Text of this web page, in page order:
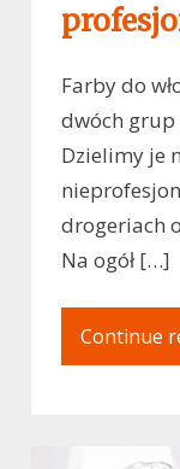
Farby do
dwóch grup
Dzielimy je
drogeriach
Na ogół […]
Continue